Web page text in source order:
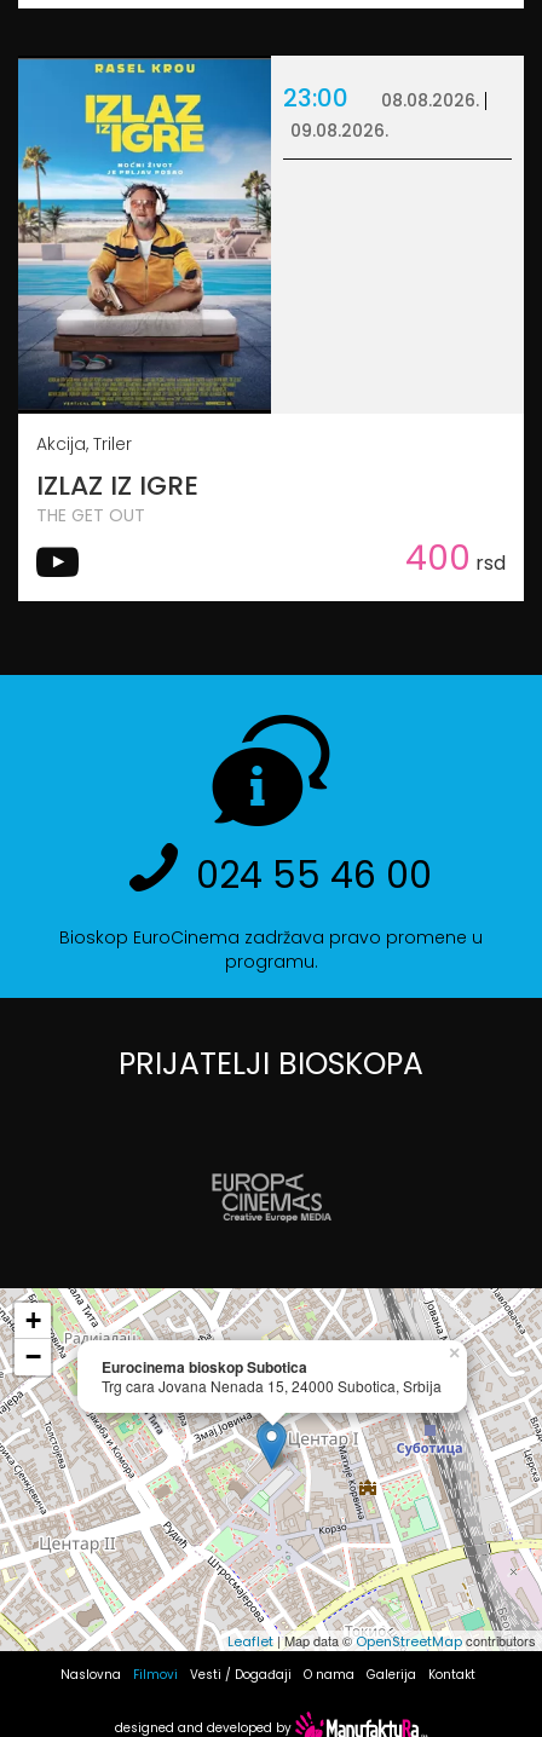
23:00
08.08.2026.
09.08.2026.
Akcija, Triler
IZLAZ IZ IGRE
THE GET OUT
400 rsd
024 55 46 00
Bioskop EuroCinema zadržava pravo promene u
programu.
PRIJATELJI BIOSKOPA
Eurocinema bioskop Subotica
Trg cara Jovana Nenada 15, 24000 Subotica, Srbija
×
+
−
Leaflet | Map data ©OpenStreetMapcontributors
Naslovna Filmovi Vesti / Događaji O nama Galerija Kontakt
designed and developed by